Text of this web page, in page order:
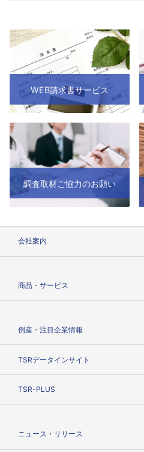
WEB請求書サービス
調査取材ご協力のお願い
会社案内
商品・サービス
倒産・注目企業情報
TSRデータインサイト
TSR-PLUS
ニュース・リリース